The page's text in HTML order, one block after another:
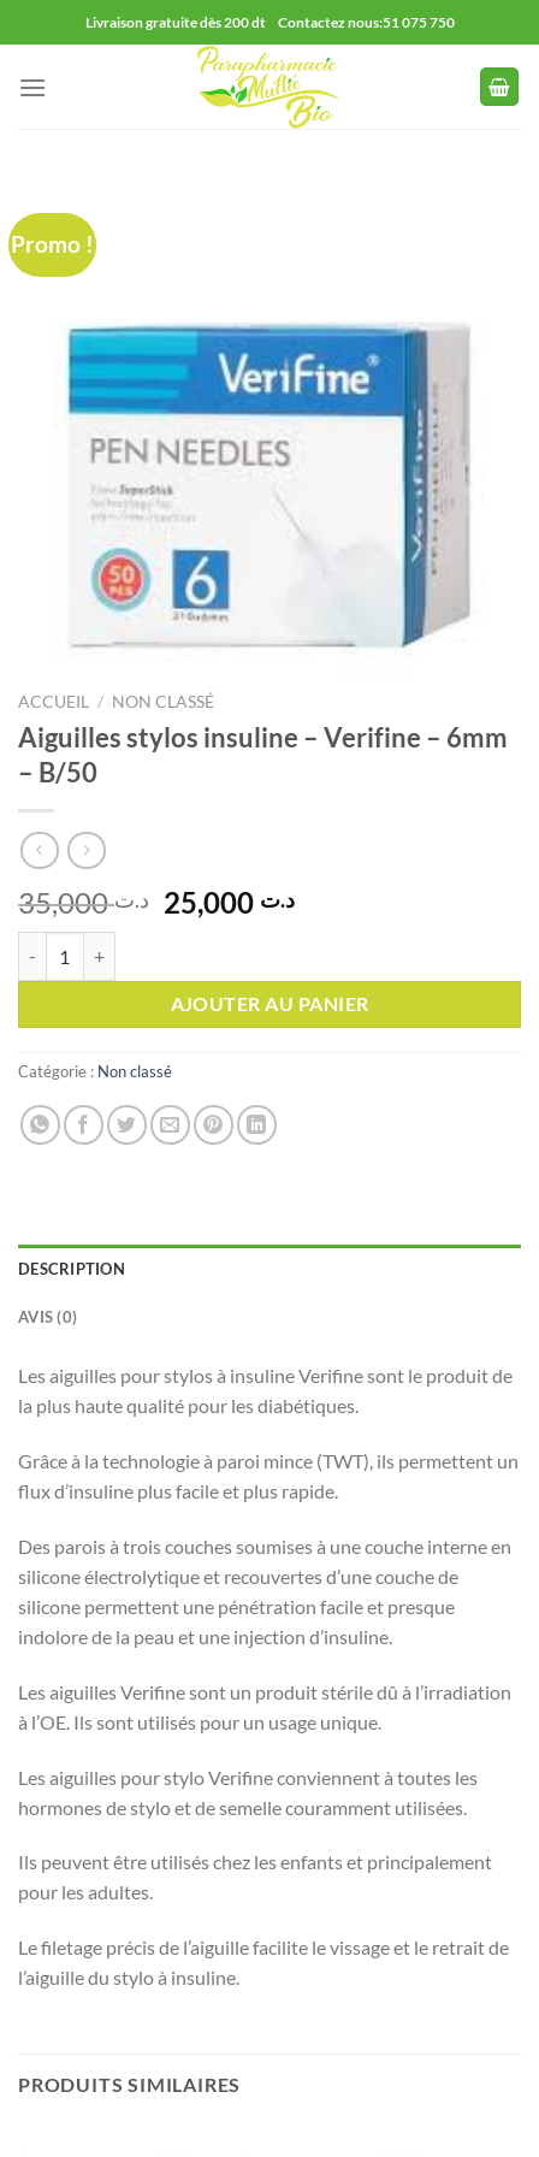
au
contenu
Livraison gratuite dès 200 dt Contactez nous:51 075 750
Promo !
ACCUEIL / NON CLASSÉ
Aiguilles stylos insuline – Verifine – 6mm
– B/50
د.ت35,000
Le
prix
était :
د.ت 35,000.
د.تLe
est :
AJOUTER AU PANIER
Catégorie : Non classé
DESCRIPTION
AVIS (0)
Les aiguilles pour stylos à insuline Verifine sont le produit de
la plus haute qualité pour les diabétiques.
Grâce à la technologie à paroi mince (TWT), ils permettent un
flux d’insuline plus facile et plus rapide.
Des parois à trois couches soumises à une couche interne en
silicone électrolytique et recouvertes d’une couche de
silicone permettent une pénétration facile et presque
indolore de la peau et une injection d’insuline.
Lesaiguilles Verifinesont un produit stérile dû à l’irradiation
à l’OE. Ils sont utilisés pour un usage unique.
Lesaiguilles pour stylo Verifineconviennent à toutes les
hormones de stylo et de semelle couramment utilisées.
Ils peuvent être utilisés chez les enfants et principalement
pour les adultes.
Le filetage précis de l’aiguille facilite le vissage et le retrait de
l’aiguille du stylo à insuline.
PRODUITS SIMILAIRES